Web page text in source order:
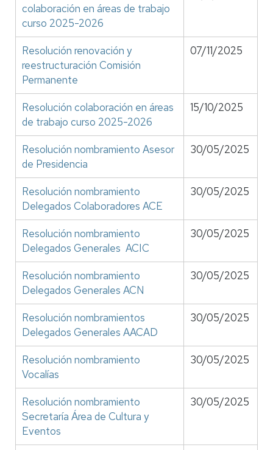
colaboración en áreas de trabajo
curso 2025-2026
Resolución renovación y
reestructuración Comisión
Permanente
07/11/2025
Resolución colaboración en áreas
de trabajo curso 2025-2026
15/10/2025
Resolución nombramiento Asesor
de Presidencia
30/05/2025
Resolución nombramiento
Delegados Colaboradores ACE
30/05/2025
Resolución nombramiento
Delegados Generales ACIC
30/05/2025
Resolución nombramiento
Delegados Generales ACN
30/05/2025
Resolución nombramientos
Delegados Generales AACAD
30/05/2025
Resolución nombramiento
Vocalías
30/05/2025
Resolución nombramiento
Secretaría Área de Cultura y
Eventos
30/05/2025